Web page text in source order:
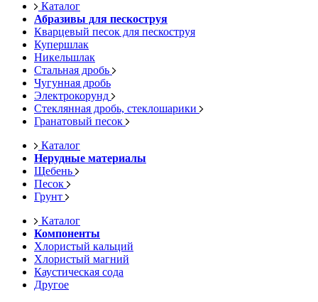
Каталог
Абразивы для пескоструя
Кварцевый песок для пескоструя
Купершлак
Никельшлак
Стальная дробь
Чугунная дробь
Электрокорунд
Стеклянная дробь, стеклошарики
Гранатовый песок
Каталог
Нерудные материалы
Щебень
Песок
Грунт
Каталог
Компоненты
Хлористый кальций
Хлористый магний
Каустическая сода
Другое